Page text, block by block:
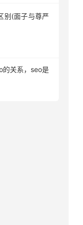
别(面子与尊严
的关系，seo是